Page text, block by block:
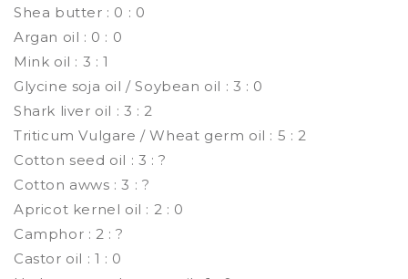
Shea butter : 0 : 0
Argan oil : 0 : 0
Mink oil : 3 : 1
Glycine soja oil / Soybean oil : 3 : 0
Shark liver oil : 3 : 2
Triticum Vulgare / Wheat germ oil : 5 : 2
Cotton seed oil : 3 : ?
Cotton awws : 3 : ?
Apricot kernel oil : 2 : 0
Camphor : 2 : ?
Castor oil : 1 : 0